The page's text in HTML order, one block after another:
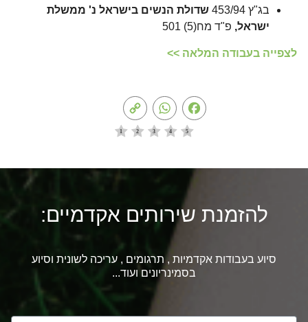
בג"ץ 453/94
שדולת הנשים בישראל נ' ממשלת
ישראל, פ"ד מח(5) 501
לצפייה בעבודה המלאה >>
Facebook
WhatsApp
להזמנת שירותים אקדמיים:
סיוע בעבודות אקדמיות , תרגומים , עריכה לשונית וסיוע
בסמינריונים ועוד...